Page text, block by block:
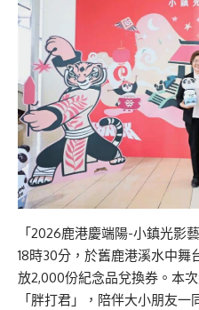
「2026鹿港慶端陽-小鎮光影
18時30分，於舊鹿港溪水中
放2,000份紀念品兌換券。本
「胖打君」，陪伴大小朋友